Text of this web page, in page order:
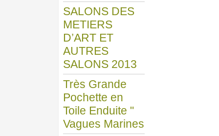
SALONS DES
METIERS
D’ART ET
AUTRES
SALONS 2013
Très Grande
Pochette en
Toile Enduite "
Vagues Marines